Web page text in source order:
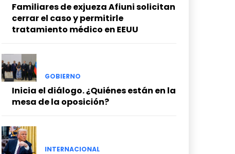
Familiares de exjueza Afiuni solicitan
cerrar el caso y permitirle
tratamiento médico en EEUU
GOBIERNO
Inicia el diálogo. ¿Quiénes están en la
mesa de la oposición?
INTERNACIONAL